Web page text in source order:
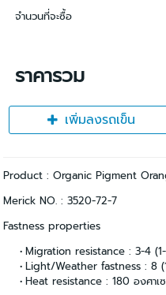
จำนวนที่จะซื้อ
ราคารวม
เพิ่มลงรถเข็น
Product : Organic Pigment
Merick NO. : 3520-72-7
Fastness properties
Migration resistance : 3-4
Light/Weather fastness : 8
Heat resistance : 180 องศาเ